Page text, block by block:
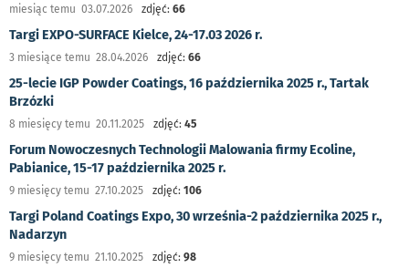
miesiąc temu 03.07.2026 zdjęć: 66
Targi EXPO-SURFACE Kielce, 24-17.03 2026 r.
3 miesiące temu 28.04.2026 zdjęć: 66
25-lecie IGP Powder Coatings, 16 października 2025 r., Tartak
Brzózki
8 miesięcy temu 20.11.2025 zdjęć: 45
Forum Nowoczesnych Technologii Malowania firmy Ecoline,
Pabianice, 15-17 października 2025 r.
9 miesięcy temu 27.10.2025 zdjęć: 106
Targi Poland Coatings Expo, 30 września-2 października 2025 r.,
Nadarzyn
9 miesięcy temu 21.10.2025 zdjęć: 98